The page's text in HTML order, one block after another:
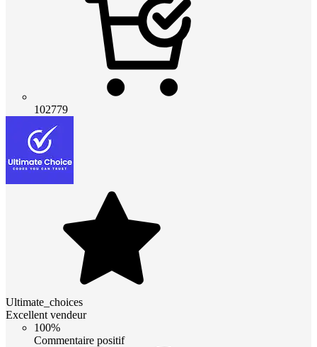
102779
Ultimate_choices
Excellent vendeur
100%
Commentaire positif